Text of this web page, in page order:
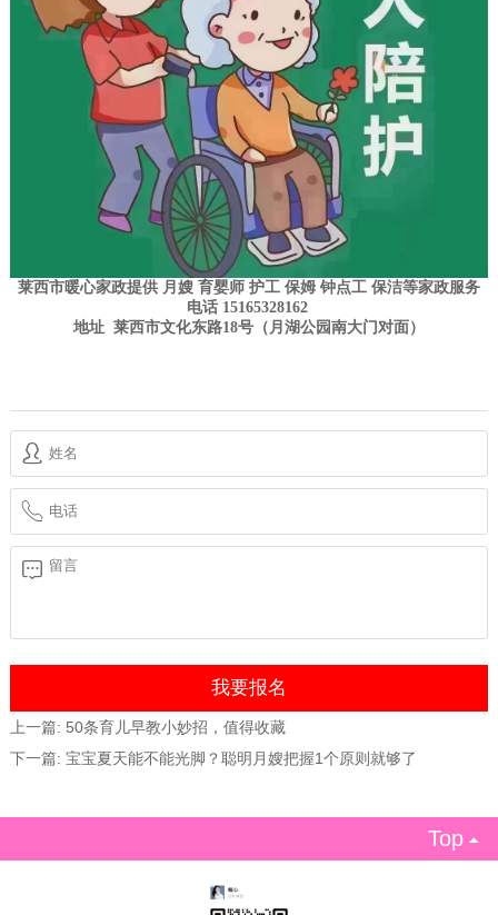
莱西市暖心家政提供 月嫂 育婴师 护工 保姆 钟点工 保洁等家政服务
电话 15165328162
地址 莱西市文化东路18号（ 月湖公园南大门对面）
上一篇: 50条育儿早教小妙招，值得收藏
下一篇: 宝宝夏天能不能光脚？聪明月嫂把握1个原则就够了
Top